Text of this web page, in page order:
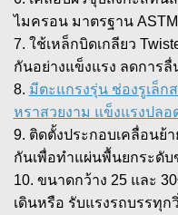
ไมครอน มาตรฐาน ASTM
7. ใช้เหล็กบิดเกลียว
กันอย่างแข็งแรง ลดการลื่
8. มีตะแกรงรุ่น ช่องรูเล็ก
หราสวยงาม แข็งแรงปลอ
9. ติดตั้งประกอบเคลื่อนย้
กันเพื่อทำแผ่นพื้นยกระดั
10. ขนาดกว้าง 25 และ
เดินหรือ รับแรงรถบรรทุก